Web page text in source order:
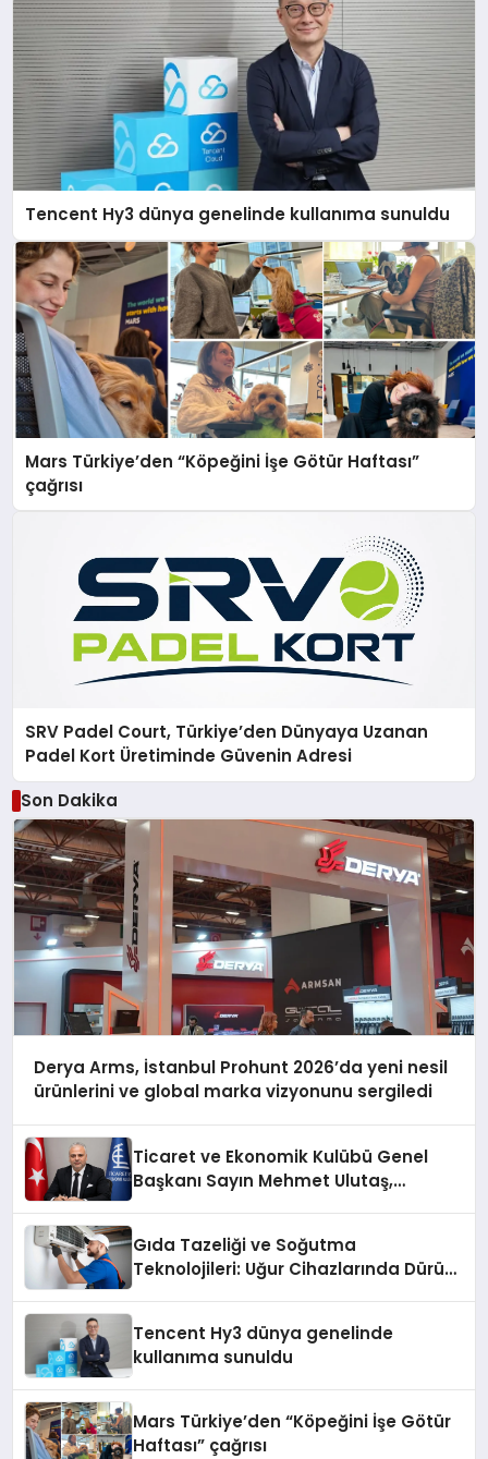
Tencent Hy3 dünya genelinde kullanıma sunuldu
Mars Türkiye’den “Köpeğini İşe Götür Haftası”
çağrısı
SRV Padel Court, Türkiye’den Dünyaya Uzanan
Padel Kort Üretiminde Güvenin Adresi
Son Dakika
Derya Arms, İstanbul Prohunt 2026’da yeni nesil
ürünlerini ve global marka vizyonunu sergiledi
Ticaret ve Ekonomik Kulübü Genel
Başkanı Sayın Mehmet Ulutaş,
Gıda Tazeliği ve Soğutma
Teknolojileri: Uğur Cihazlarında Dürüst
Tencent Hy3 dünya genelinde
kullanıma sunuldu
Mars Türkiye’den “Köpeğini İşe Götür
Haftası” çağrısı